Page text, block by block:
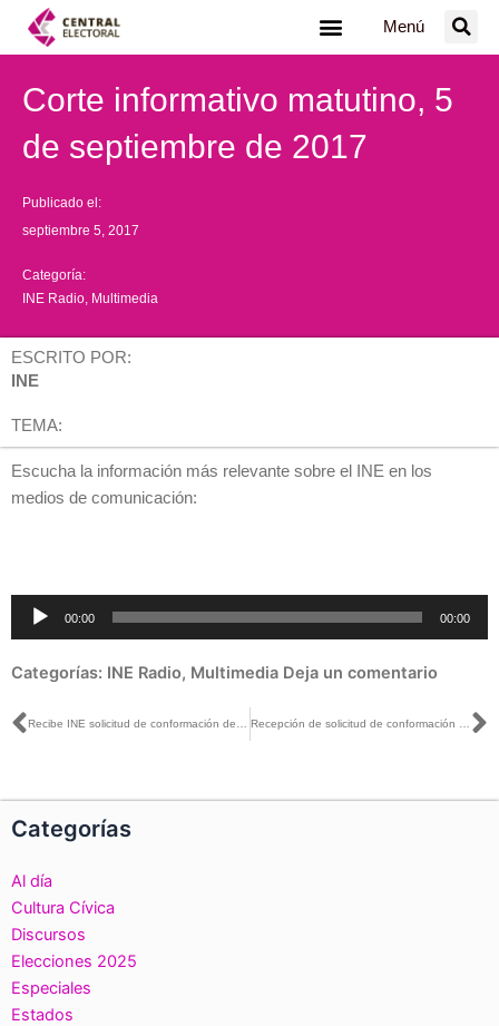
Menú
Corte informativo matutino, 5
de septiembre de 2017
Publicado el:
septiembre 5, 2017
Categoría:
INE Radio Multimedia
ESCRITO POR:
INE
TEMA:
Escucha la información más relevante sobre el INE en los
medios de comunicación:
Reproductor
00:00 00:00
Categorías: INE Radio, Multimedia Deja un comentario
Ant
Categorías
Al día
Cultura Cívica
Discursos
Elecciones 2025
Especiales
Estados